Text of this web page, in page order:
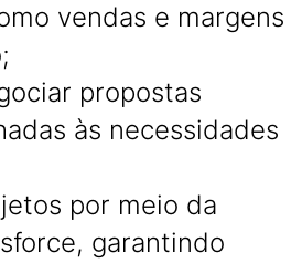
vendas e margens
propostas
às necessidades
por meio da
garantindo